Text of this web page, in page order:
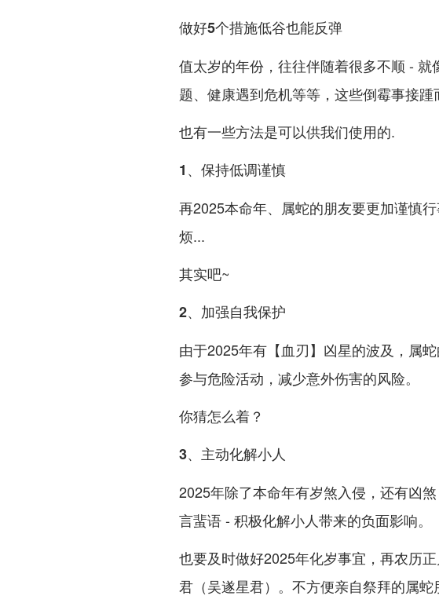
做好5个措施低谷也能反弹
值太岁的年份，往往伴随着很多不顺 -
题、健康遇到危机等等，这些倒霉事接踵
也有一些方法是可以供我们使用的.
1、保持低调谨慎
再2025本命年、属蛇的朋友要更加谨慎
烦...
其实吧~
2、加强自我保护
由于2025年有【血刃】凶星的波及，属
参与危险活动，减少意外伤害的风险。
你猜怎么着？
3、主动化解小人
2025年除了本命年有岁煞入侵，还有凶
言蜚语 - 积极化解小人带来的负面影响。
也要及时做好2025年化岁事宜，再农历
君（吴遂星君）。不方便亲自祭拜的属